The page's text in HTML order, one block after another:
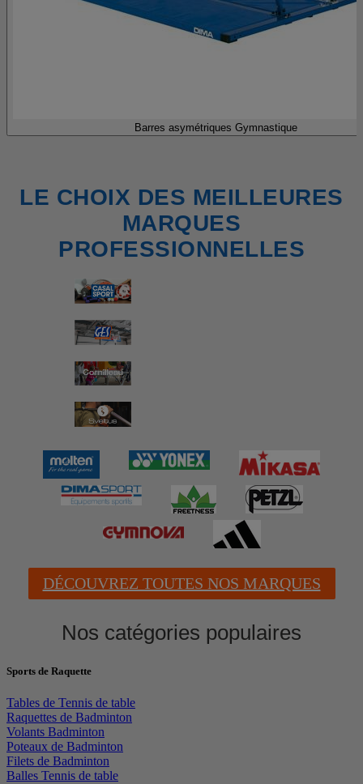
Barres asymétriques Gymnastique
LE CHOIX DES MEILLEURES
MARQUES
PROFESSIONNELLES
DÉCOUVREZ TOUTES NOS MARQUES
Nos catégories populaires
Sports de Raquette
Tables de Tennis de table
Raquettes de Badminton
Volants Badminton
Poteaux de Badminton
Filets de Badminton
Balles Tennis de table